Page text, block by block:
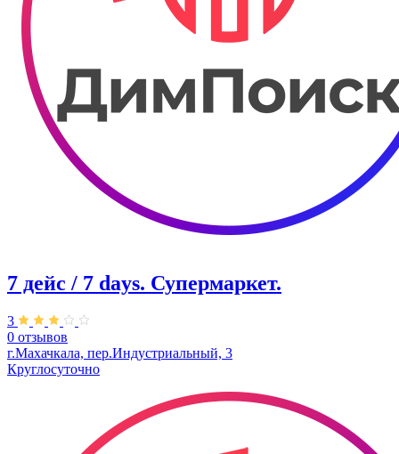
7 дейс / 7 days. Супермаркет.
3
0 отзывов
г.Махачкала, пер.​Индустриальный, 3
Круглосуточно